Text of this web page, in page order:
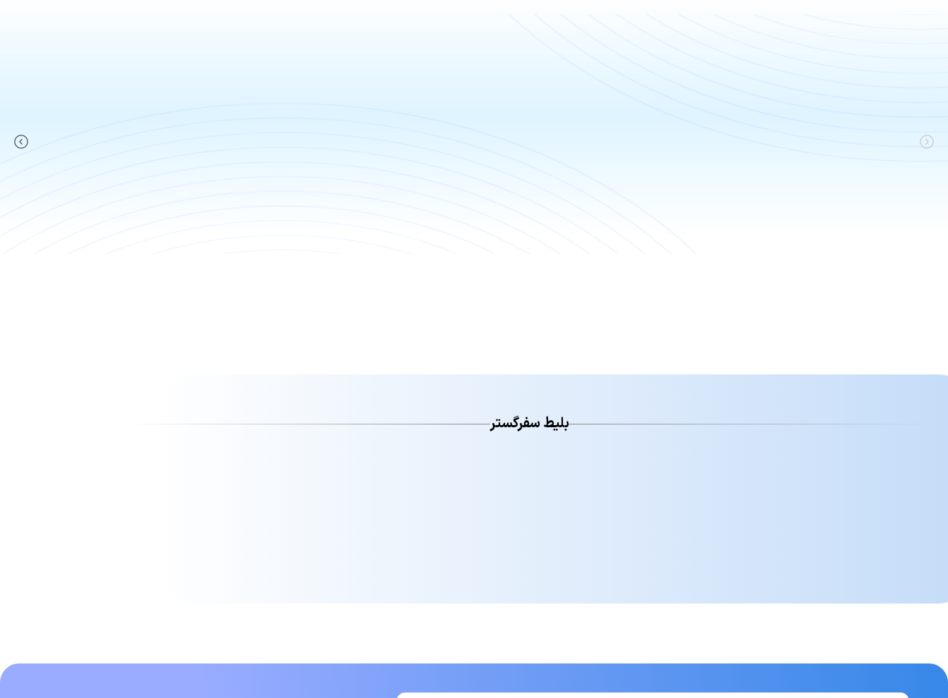
بلیط سفرگستر